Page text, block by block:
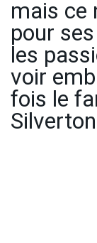
mais ce
pour
les
voir
fois le